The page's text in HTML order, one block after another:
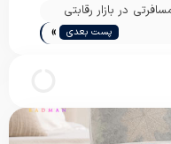
در بازار رقابتی
پست بعدی »